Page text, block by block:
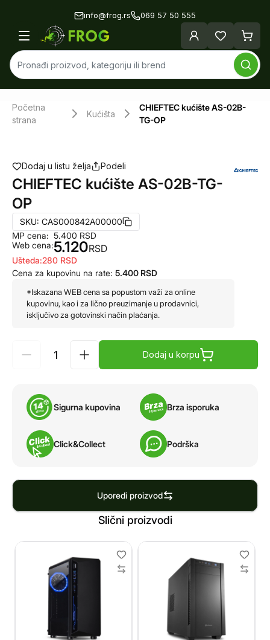
info@frog.rs 069 57 50 555
Početna
strana
Kućišta
CHIEFTEC kućište AS-02B-
TG-OP
Dodaj u listu želja Podeli
CHIEFTEC kućište AS-02B-TG-
OP
SKU: CAS000842A00000
MP cena:
Web cena:
5.400 RSD
5.120RSD
Ušteda:280 RSD
Cena za kupovinu na rate: 5.400 RSD
*Iskazana WEB cena sa popustom važi za online
kupovinu, kao i za lično preuzimanje u prodavnici,
isključivo za gotovinski način plaćanja.
Dodaj u korpu
Sigurna kupovina Brza isporuka
Click&Collect Podrška
Uporedi proizvod
Slični proizvodi